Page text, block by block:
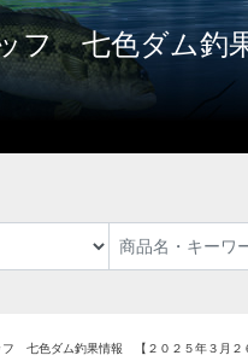
フ 七色ダム釣
フ 七色ダム釣果情報 【２０２５年３月２